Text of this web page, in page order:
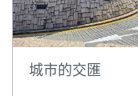
城市的交匯